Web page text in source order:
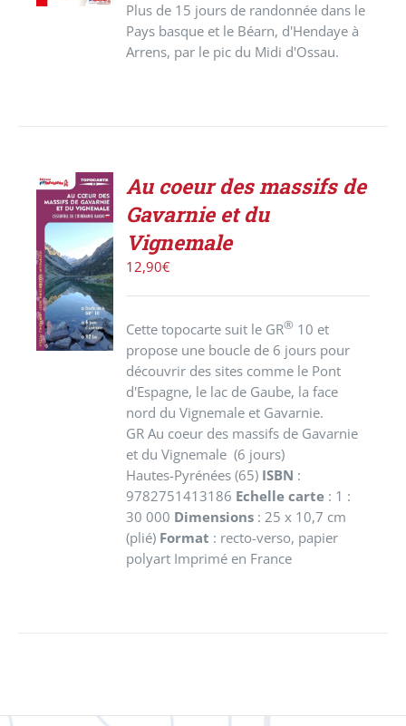
Plus de 15 jours de randonnée dans le
Pays basque et le Béarn, d'Hendaye à
Arrens, par le pic du Midi d'Ossau.
AJOUTER
AU
PANIER
/
DÉTAILS
Au coeur des massifs de
Gavarnie et du
Vignemale
12,90€
Cette topocarte suit le GR® 10 et
propose une boucle de 6 jours pour
découvrir des sites comme le Pont
d'Espagne, le lac de Gaube, la face
nord du Vignemale et Gavarnie.
GR Au coeur des massifs de Gavarnie
et du Vignemale (6 jours)
Hautes-Pyrénées (65) ISBN :
9782751413186 Echelle carte : 1 :
30 000 Dimensions : 25 x 10,7 cm
(plié) Format : recto-verso, papier
polyart Imprimé en France